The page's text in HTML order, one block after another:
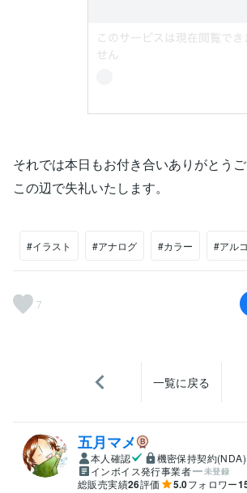
それでは本日もお付き合いありがとうご
この辺で失礼いたします。
#イラスト #アナログ #カラー #アル
7
一覧に戻る
五月マメ
本人確認
機密保持契約(NDA)
インボイス発行事業者
未登録
総販売実績26評価 5.0フォロワー